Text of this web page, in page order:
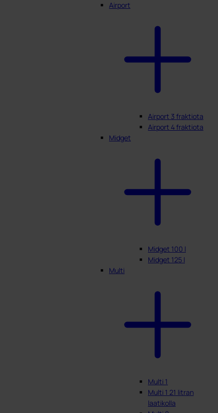
Airport
Airport 3 fraktiota
Airport 4 fraktiota
Midget
Midget 100 l
Midget 125 l
Multi
Multi 1
Multi 1 21 litran
laatikolla